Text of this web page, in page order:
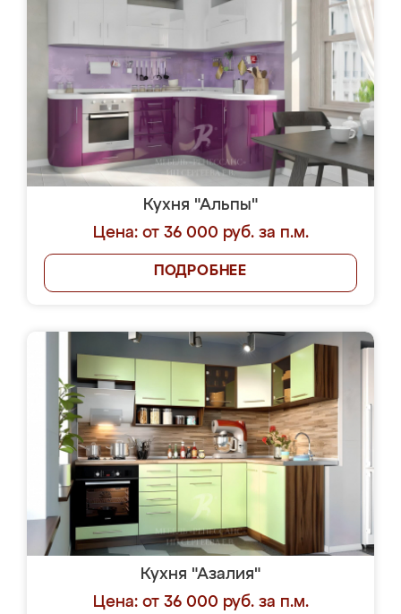
Кухня "Альпы"
Цена: от 36 000 руб. за п.м.
ПОДРОБНЕЕ
Кухня "Азалия"
Цена: от 36 000 руб. за п.м.